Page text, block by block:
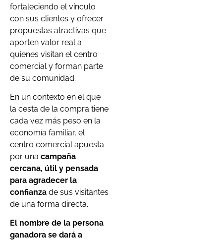
fortaleciendo el vínculo
con sus clientes y ofrecer
propuestas atractivas que
aporten valor real a
quienes visitan el centro
comercial y forman parte
de su comunidad.
En un contexto en el que
la cesta de la compra tiene
cada vez más peso en la
economía familiar, el
centro comercial apuesta
por una campaña
cercana, útil y pensada
para agradecer la
confianza de sus visitantes
de una forma directa.
El nombre de la persona
ganadora se dará a